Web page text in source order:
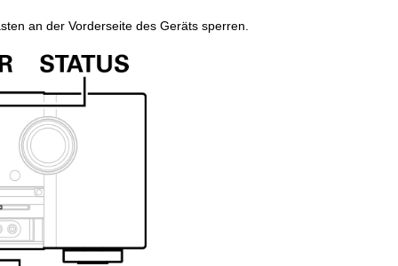
an der Vorderseite des Geräts sperren.